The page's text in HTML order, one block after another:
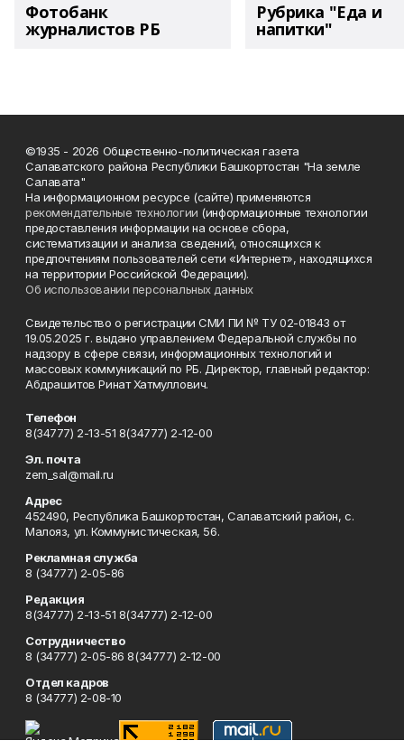
Фотобанк
журналистов РБ
Рубрика "Еда и
напитки"
©1935 - 2026 Общественно-политическая газета
Салаватского района Республики Башкортостан "На земле
Салавата"
На информационном ресурсе (сайте) применяются
рекомендательные технологии (информационные технологии
предоставления информации на основе сбора,
систематизации и анализа сведений, относящихся к
предпочтениям пользователей сети «Интернет», находящихся
на территории Российской Федерации).
Об использовании персональных данных
Свидетельство о регистрации СМИ ПИ № ТУ 02-01843 от
19.05.2025 г. выдано управлением Федеральной службы по
надзору в сфере связи, информационных технологий и
массовых коммуникаций по РБ. Директор, главный редактор:
Абдрашитов Ринат Хатмуллович.
Телефон
8(34777) 2-13-51 8(34777) 2-12-00
Эл. почта
zem_sal@mail.ru
Адрес
452490, Республика Башкортостан, Салаватский район, с.
Малояз, ул. Коммунистическая, 56.
Рекламная служба
8 (34777) 2-05-86
Редакция
8(34777) 2-13-51 8(34777) 2-12-00
Сотрудничество
8 (34777) 2-05-86 8(34777) 2-12-00
Отдел кадров
8 (34777) 2-08-10